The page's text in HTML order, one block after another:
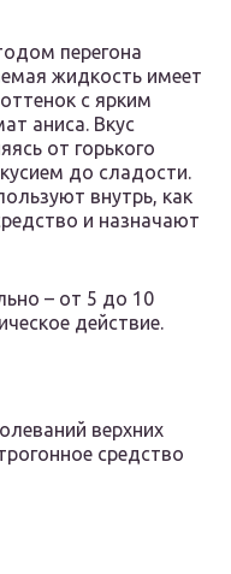
перегона
жидкость имеет
с ярким
аниса. Вкус
от горького
до сладости.
внутрь, как
и назначают
– от 5 до 10
действие.
верхних
средство